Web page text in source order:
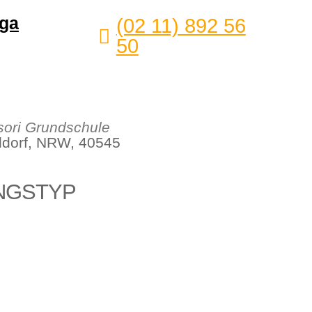
(02 11) 892 56
50
Grundschule
NRW, 40545